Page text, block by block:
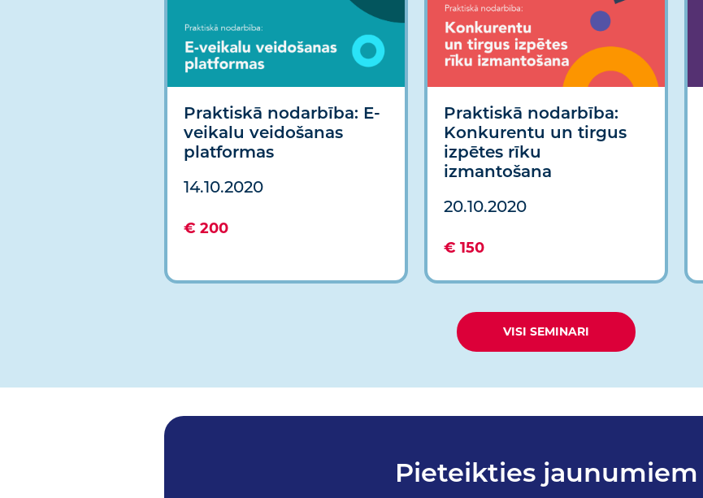
Praktiskā nodarbība: E-
veikalu veidošanas
platformas
14.10.2020
€ 200
Praktiskā nodarbība:
Konkurentu un tirgus
izpētes rīku
izmantošana
20.10.2020
€ 150
VISI SEMINARI
Pieteikties jaunumiem